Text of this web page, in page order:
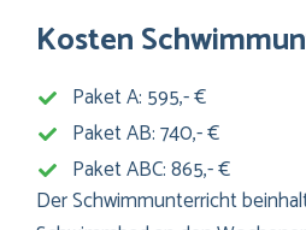
Kosten
Paket A: 595,- €
Paket AB: 740,- €
Paket ABC: 865,- €
Der Schwimmunterricht